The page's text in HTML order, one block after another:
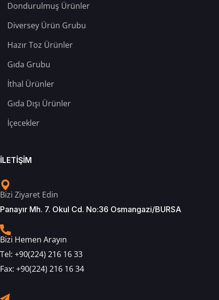
Dondurulmuş Ürünler
Diversey Ürün Grubu
Hazır Toz Ürünler
Gıda Grubu
İthal Ürünler
Gıda Dışı Ürünler
İçecekler
İLETİŞİM
Bizi Ziyaret Edin
Panayır Mh. 7. Okul Cd. No:36 Osmangazi/BURSA
Bizi Hemen Arayın
Tel: +90(224) 216 16 33
Fax: +90(224) 216 16 34